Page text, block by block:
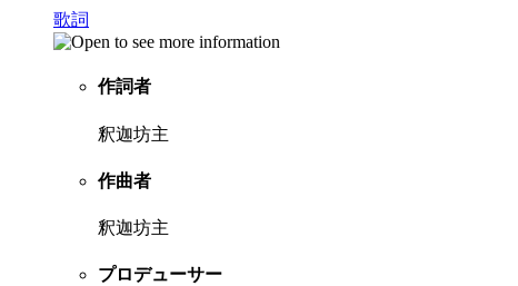
歌詞
作詞者
釈迦坊主
作曲者
釈迦坊主
プロデューサー